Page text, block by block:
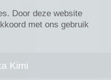
Door deze website
met ons gebruik
Kimi